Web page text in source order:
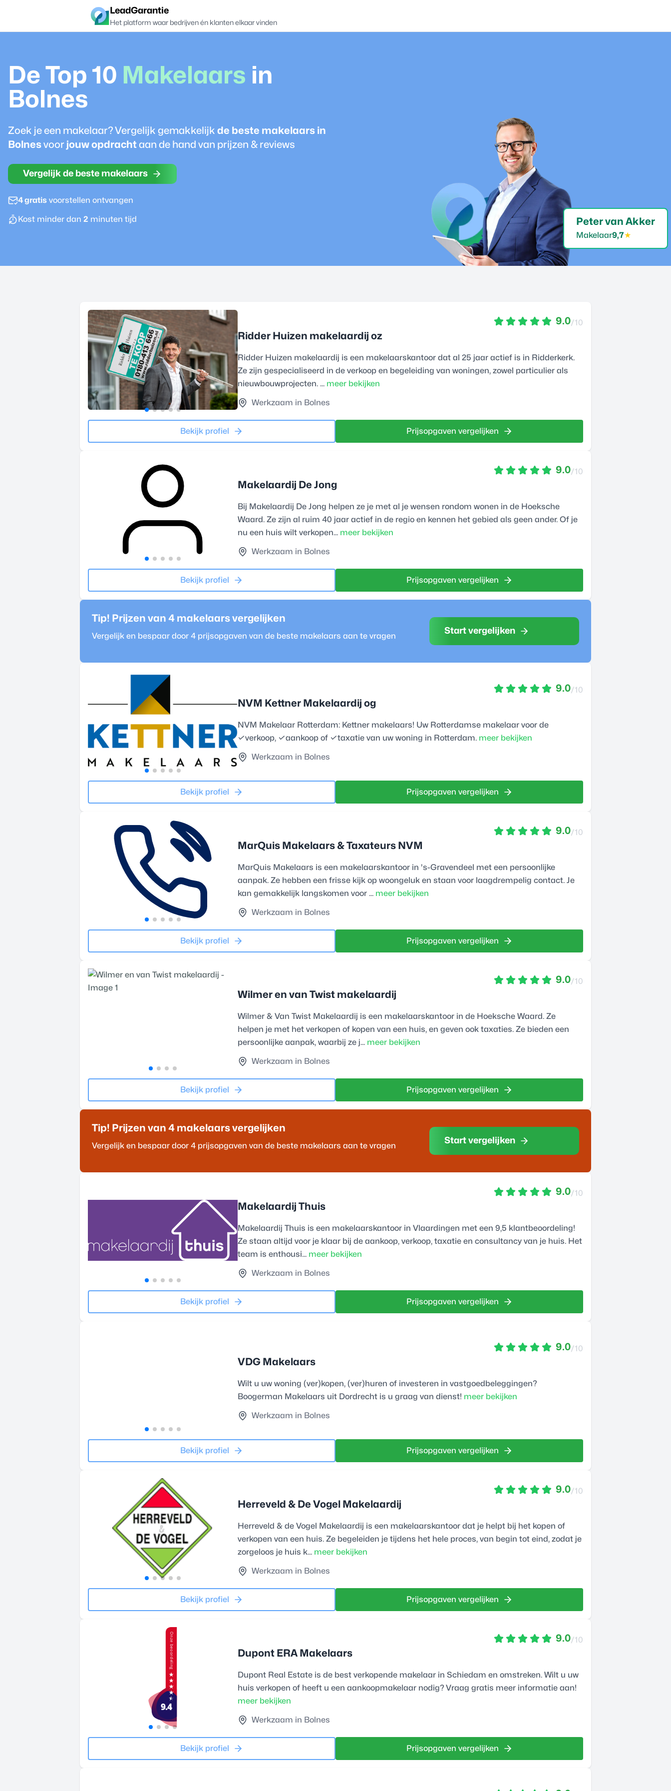
LeadGarantie
Het platform waar bedrijven én klanten elkaar vinden
De Top 10 Makelaars in
Bolnes
Zoek je een makelaar? Vergelijk gemakkelijk de beste makelaars in
Bolnes voor jouw opdracht aan de hand van prijzen & reviews
Vergelijk de beste makelaars
4 gratis voorstellen ontvangen
Kost minder dan 2 minuten tijd Peter van Akker
Makelaar9,7★
9.0/10
Ridder Huizen makelaardij oz
Ridder Huizen makelaardij is een makelaarskantoor dat al 25 jaar actief is in Ridderkerk.
Ze zijn gespecialiseerd in de verkoop en begeleiding van woningen, zowel particulier als
nieuwbouwprojecten. ... meer bekijken
Werkzaam in Bolnes
Bekijk profiel Prijsopgaven vergelijken
9.0/10
Makelaardij De Jong
Bij Makelaardij De Jong helpen ze je met al je wensen rondom wonen in de Hoeksche
Waard. Ze zijn al ruim 40 jaar actief in de regio en kennen het gebied als geen ander. Of je
nu een huis wilt verkopen... meer bekijken
Werkzaam in Bolnes
Bekijk profiel Prijsopgaven vergelijken
Tip! Prijzen van 4 makelaars vergelijken
Vergelijk en bespaar door 4 prijsopgaven van de beste makelaars aan te vragen
Start vergelijken
9.0/10
NVM Kettner Makelaardij og
NVM Makelaar Rotterdam: Kettner makelaars! Uw Rotterdamse makelaar voor de
✓verkoop, ✓aankoop of ✓taxatie van uw woning in Rotterdam. meer bekijken
Werkzaam in Bolnes
Bekijk profiel Prijsopgaven vergelijken
9.0/10
MarQuis Makelaars & Taxateurs NVM
MarQuis Makelaars is een makelaarskantoor in 's-Gravendeel met een persoonlijke
aanpak. Ze hebben een frisse kijk op woongeluk en staan voor laagdrempelig contact. Je
kan gemakkelijk langskomen voor ... meer bekijken
Werkzaam in Bolnes
Bekijk profiel Prijsopgaven vergelijken
9.0/10
Wilmer en van Twist makelaardij
Wilmer & Van Twist Makelaardij is een makelaarskantoor in de Hoeksche Waard. Ze
helpen je met het verkopen of kopen van een huis, en geven ook taxaties. Ze bieden een
persoonlijke aanpak, waarbij ze j... meer bekijken
Werkzaam in Bolnes
Bekijk profiel Prijsopgaven vergelijken
Tip! Prijzen van 4 makelaars vergelijken
Vergelijk en bespaar door 4 prijsopgaven van de beste makelaars aan te vragen
Start vergelijken
9.0/10
Makelaardij Thuis
Makelaardij Thuis is een makelaarskantoor in Vlaardingen met een 9,5 klantbeoordeling!
Ze staan altijd voor je klaar bij de aankoop, verkoop, taxatie en consultancy van je huis. Het
team is enthousi... meer bekijken
Werkzaam in Bolnes
Bekijk profiel Prijsopgaven vergelijken
9.0/10
VDG Makelaars
Wilt u uw woning (ver)kopen, (ver)huren of investeren in vastgoedbeleggingen?
Boogerman Makelaars uit Dordrecht is u graag van dienst! meer bekijken
Werkzaam in Bolnes
Bekijk profiel Prijsopgaven vergelijken
9.0/10
Herreveld & De Vogel Makelaardij
Herreveld & de Vogel Makelaardij is een makelaarskantoor dat je helpt bij het kopen of
verkopen van een huis. Ze begeleiden je tijdens het hele proces, van begin tot eind, zodat je
zorgeloos je huis k... meer bekijken
Werkzaam in Bolnes
Bekijk profiel Prijsopgaven vergelijken
9.0/10
Dupont ERA Makelaars
Dupont Real Estate is de best verkopende makelaar in Schiedam en omstreken. Wilt u uw
huis verkopen of heeft u een aankoopmakelaar nodig? Vraag gratis meer informatie aan!
meer bekijken
Werkzaam in Bolnes
Bekijk profiel Prijsopgaven vergelijken